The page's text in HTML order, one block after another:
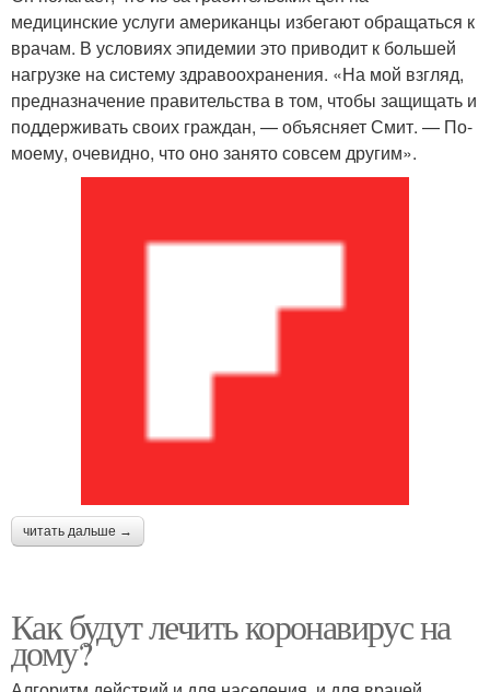
медицинские услуги американцы избегают обращаться к
врачам. В условиях эпидемии это приводит к большей
нагрузке на систему здравоохранения. «На мой взгляд,
предназначение правительства в том, чтобы защищать и
поддерживать своих граждан, — объясняет Смит. — По-
моему, очевидно, что оно занято совсем другим».
читать дальше →
Как будут лечить коронавирус на
дому?